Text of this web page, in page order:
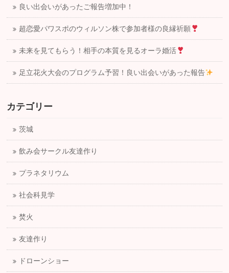
良い出会いがあったご報告増加中！
超恋愛パワスポのウィルソン株で参加者様の良縁祈願
未来を見てもらう！相手の本質を見るオーラ婚活
足立花火大会のプログラム予習！良い出会いがあった報告
カテゴリー
茨城
飲み会サークル友達作り
プラネタリウム
社会科見学
焚火
友達作り
ドローンショー